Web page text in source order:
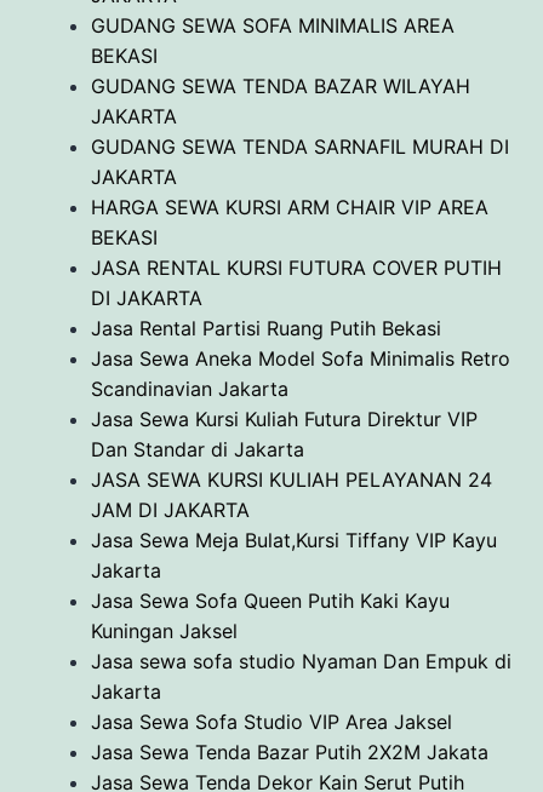
GUDANG SEWA SOFA MINIMALIS AREA
BEKASI
GUDANG SEWA TENDA BAZAR WILAYAH
JAKARTA
GUDANG SEWA TENDA SARNAFIL MURAH DI
JAKARTA
HARGA SEWA KURSI ARM CHAIR VIP AREA
BEKASI
JASA RENTAL KURSI FUTURA COVER PUTIH
DI JAKARTA
Jasa Rental Partisi Ruang Putih Bekasi
Jasa Sewa Aneka Model Sofa Minimalis Retro
Scandinavian Jakarta
Jasa Sewa Kursi Kuliah Futura Direktur VIP
Dan Standar di Jakarta
JASA SEWA KURSI KULIAH PELAYANAN 24
JAM DI JAKARTA
Jasa Sewa Meja Bulat,Kursi Tiffany VIP Kayu
Jakarta
Jasa Sewa Sofa Queen Putih Kaki Kayu
Kuningan Jaksel
Jasa sewa sofa studio Nyaman Dan Empuk di
Jakarta
Jasa Sewa Sofa Studio VIP Area Jaksel
Jasa Sewa Tenda Bazar Putih 2X2M Jakata
Jasa Sewa Tenda Dekor Kain Serut Putih